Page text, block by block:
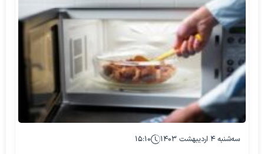
سه‌شنبه ۴ اردیبهشت ۱۴۰۳ ۱۵:۱۰